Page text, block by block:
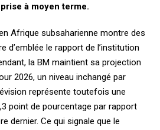
à moyen terme.
Afrique subsaharienne montre des
d’emblée le rapport de l’institution
la BM maintient sa projection
2026, un niveau inchangé par
représente toutefois une
point de pourcentage par rapport
dernier. Ce qui signale que le